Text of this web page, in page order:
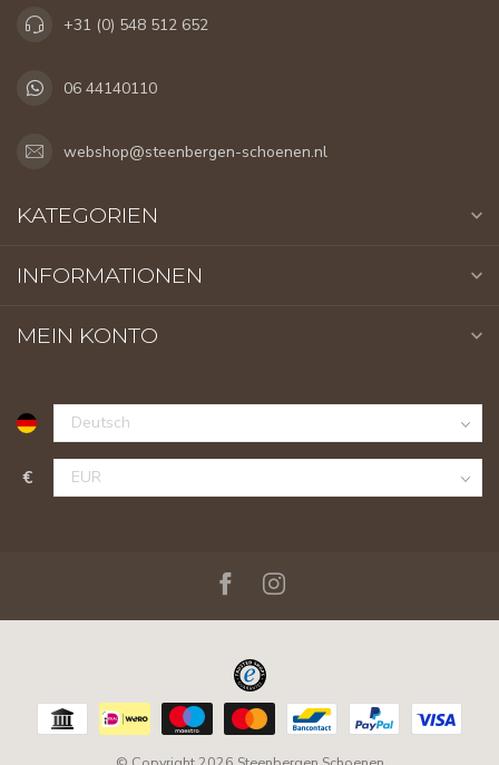
+31 (0) 548 512 652
06 44140110
webshop@steenbergen-schoenen.nl
KATEGORIEN
INFORMATIONEN
MEIN KONTO
€